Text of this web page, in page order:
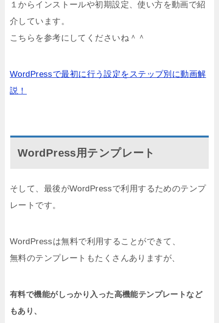
１からインストールや初期設定、使い方を動画で紹
介しています。
こちらを参考にしてくださいね＾＾
WordPressで最初に行う設定をステップ別に動画解
説！
WordPress用テンプレート
そして、最後がWordPressで利用するためのテンプ
レートです。
WordPressは無料で利用することができて、
無料のテンプレートもたくさんありますが、
有料で機能がしっかり入った高機能テンプレートなど
もあり、